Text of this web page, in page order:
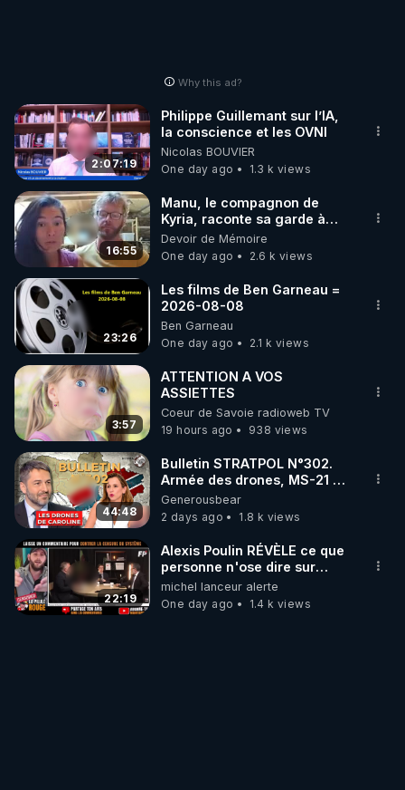
Why this ad?
2:07:19
Philippe Guillemant sur l’IA,
la conscience et les OVNI
Nicolas BOUVIER
One day ago
1.3 k views
16:55
Manu, le compagnon de
Kyria, raconte sa garde à
vue musclée. PARTAGEZ!
Devoir de Mémoire
One day ago
2.6 k views
23:26
Les films de Ben Garneau =
2026-08-08
Ben Garneau
One day ago
2.1 k views
3:57
ATTENTION A VOS
ASSIETTES
Coeur de Savoie radioweb TV
19 hours ago
938 views
44:48
Bulletin STRATPOL N°302.
Armée des drones, MS-21 en
série, missiles coréens.
07.08.2026.
Generousbear
2 days ago
1.8 k views
22:19
Alexis Poulin RÉVÈLE ce que
personne n'ose dire sur
l'Union européenne (C'est
explosif)
michel lanceur alerte
One day ago
1.4 k views